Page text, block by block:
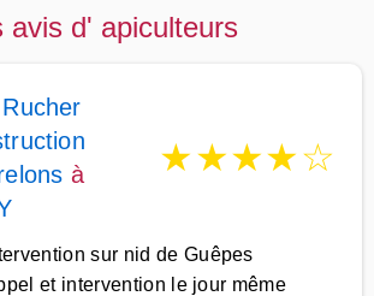
avis d' apiculteurs
à
★★★★☆
sur nid de Guêpes
et intervention le jour même